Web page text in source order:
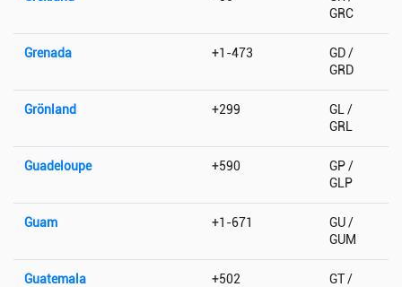
GRC
Grenada +1-473
GD /
GRD
Grönland +299
GL /
GRL
Guadeloupe +590
GP /
GLP
Guam +1-671
GU /
GUM
Guatemala +502
GT /